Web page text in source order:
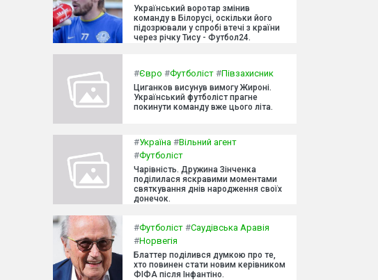
Український воротар змінив
команду в Білорусі, оскільки його
підозрювали у спробі втечі з країни
через річку Тису - Футбол24.
#Євро #Футболіст #Півзахисник
Циганков висунув вимогу Жироні.
Український футболіст прагне
покинути команду вже цього літа.
#Україна #Вільний агент
#Футболіст
Чарівність. Дружина Зінченка
поділилася яскравими моментами
святкування днів народження своїх
донечок.
#Футболіст #Саудівська Аравія
#Норвегія
Блаттер поділився думкою про те,
хто повинен стати новим керівником
ФІФА після Інфантіно.